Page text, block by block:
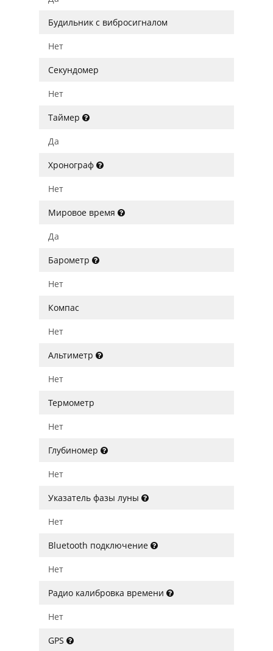
Будильник с вибросигналом
Нет
Секундомер
Нет
Таймер
Да
Хронограф
Нет
Мировое время
Да
Барометр
Нет
Компас
Нет
Альтиметр
Нет
Термометр
Нет
Глубиномер
Нет
Указатель фазы луны
Нет
Bluetooth подключение
Нет
Радио калибровка времени
Нет
GPS